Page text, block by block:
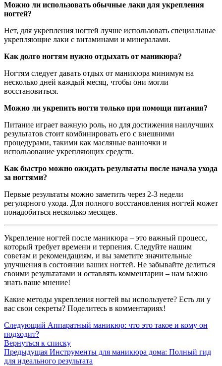
Можно ли использовать обычные лаки для укрепления
ногтей?
Нет, для укрепления ногтей лучше использовать специальные
укрепляющие лаки с витаминами и минералами.
Как долго ногтям нужно отдыхать от маникюра?
Ногтям следует давать отдых от маникюра минимум на
несколько дней каждый месяц, чтобы они могли
восстановиться.
Можно ли укрепить ногти только при помощи питания?
Питание играет важную роль, но для достижения наилучших
результатов стоит комбинировать его с внешними
процедурами, такими как масляные ванночки и
использование укрепляющих средств.
Как быстро можно ожидать результаты после начала ухода
за ногтями?
Первые результаты можно заметить через 2-3 недели
регулярного ухода. Для полного восстановления ногтей может
понадобиться несколько месяцев.
Укрепление ногтей после маникюра – это важный процесс,
который требует времени и терпения. Следуйте нашим
советам и рекомендациям, и вы заметите значительные
улучшения в состоянии ваших ногтей. Не забывайте делиться
своими результатами и оставлять комментарии – нам важно
знать ваше мнение!
Какие методы укрепления ногтей вы используете? Есть ли у
вас свои секреты? Поделитесь в комментариях!
Следующий Аппаратный маникюр: что это такое и кому он
подходит?
Вернуться к списку
Предыдущая Инструменты для маникюра дома: Полный гид
для идеального результата